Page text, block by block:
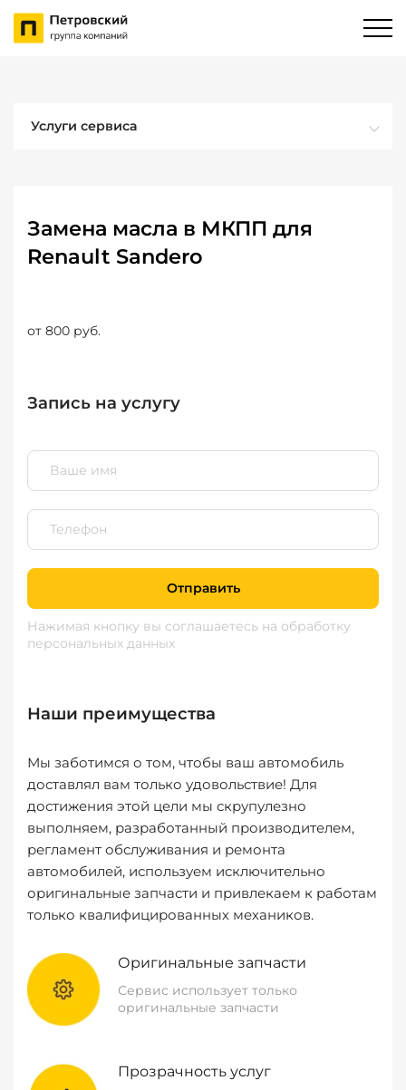
Услуги сервиса
Замена масла в МКПП для
Renault Sandero
от 800 руб.
Запись на услугу
Отправить
Нажимая кнопку вы соглашаетесь на обработку
персональных данных
Наши преимущества
Мы заботимся о том, чтобы ваш автомобиль
доставлял вам только удовольствие! Для
достижения этой цели мы скрупулезно
выполняем, разработанный производителем,
регламент обслуживания и ремонта
автомобилей, используем исключительно
оригинальные запчасти и привлекаем к работам
только квалифицированных механиков.
Оригинальные запчасти
Сервис использует только
оригинальные запчасти
Прозрачность услуг